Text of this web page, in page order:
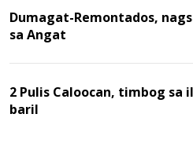
Dumagat-Remontados,
sa Angat
2 Pulis Caloocan, timbog sa
baril